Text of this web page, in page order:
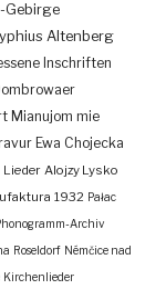
Gebirge
Altenberg
Inschriften
Mianujom mie
Ewa Chojecka
Lieder Alojzy Lysko
1932 Pałac
Archiv
Roseldorf Némčice nad
Kirchenlieder